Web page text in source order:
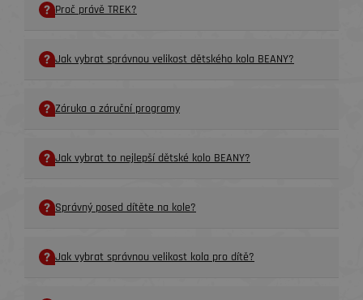
Proč právě TREK?
Jak vybrat správnou velikost dětského kola BEANY?
Záruka a záruční programy
Jak vybrat to nejlepší dětské kolo BEANY?
Správný posed dítěte na kole?
Jak vybrat správnou velikost kola pro dítě?